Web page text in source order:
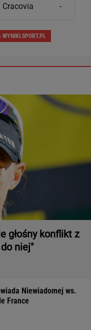
Cracovia
-
WYNIKI.SPORT.PL
głośny konflikt z
niej"
Niewiadomej ws.
France